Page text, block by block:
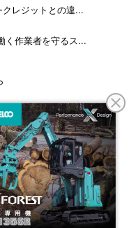
クレジットとの違...
く作業者を守るス...
ーマガジンはこちら
お問い合わせ
採用情報
For overseas customers
（SDGs）を支援しています。